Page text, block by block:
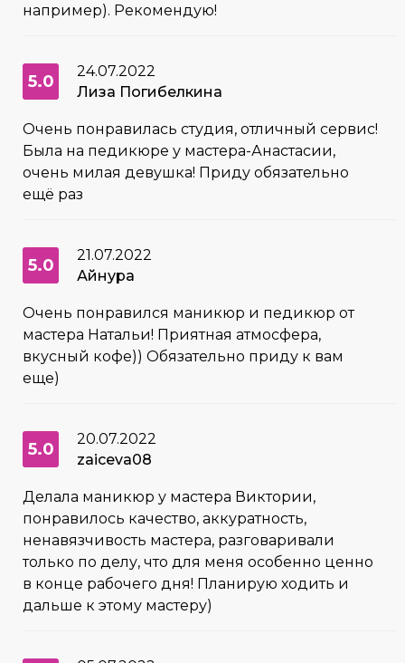
например). Рекомендую!
5.0
24.07.2022
Лиза Погибелкина
Очень понравилась студия, отличный сервис!
Была на педикюре у мастера-Анастасии,
очень милая девушка! Приду обязательно
ещё раз
5.0
21.07.2022
Айнура
Очень понравился маникюр и педикюр от
мастера Натальи! Приятная атмосфера,
вкусный кофе)) Обязательно приду к вам
еще)
5.0
20.07.2022
zaiceva08
Делала маникюр у мастера Виктории,
понравилось качество, аккуратность,
ненавязчивость мастера, разговаривали
только по делу, что для меня особенно ценно
в конце рабочего дня! Планирую ходить и
дальше к этому мастеру)